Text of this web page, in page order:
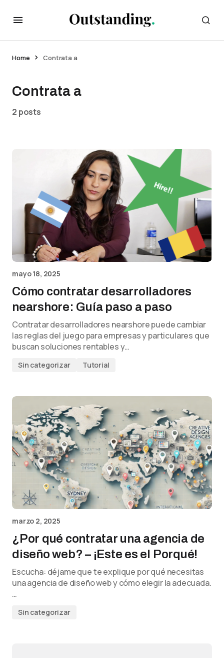
Home Contrata a
Contrata a
2 posts
mayo 18, 2025
Cómo contratar desarrolladores
nearshore: Guía paso a paso
Contratar desarrolladores nearshore puede cambiar
las reglas del juego para empresas y particulares que
buscan soluciones rentables y…
Sin categorizar Tutorial
marzo 2, 2025
¿Por qué contratar una agencia de
diseño web? – ¡Este es el Porqué!
Escucha: déjame que te explique por qué necesitas
una agencia de diseño web y cómo elegir la adecuada.
…
Sin categorizar